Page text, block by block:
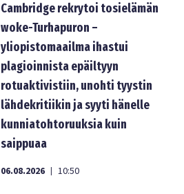
Cambridge rekrytoi tosielämän
woke-Turhapuron –
yliopistomaailma ihastui
plagioinnista epäiltyyn
rotuaktivistiin, unohti tyystin
lähdekritiikin ja syyti hänelle
kunniatohtoruuksia kuin
saippuaa
06.08.2026 | 10:50